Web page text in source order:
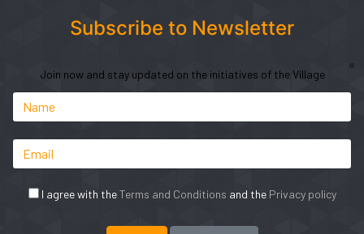
Subscribe to Newsletter
Join now and stay updated on the initiatives of the Village
I agree with theTerms and Conditions and the Privacy policy